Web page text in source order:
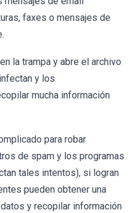
faxes o mensajes de
la trampa y abre el archivo
y los
mucha información
para robar
de spam y los programas
tales intentos), si logran
pueden obtener una
y recopilar información